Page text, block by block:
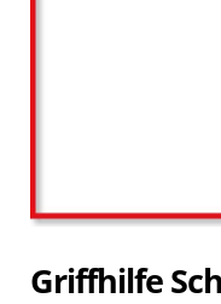
Griffhilfe